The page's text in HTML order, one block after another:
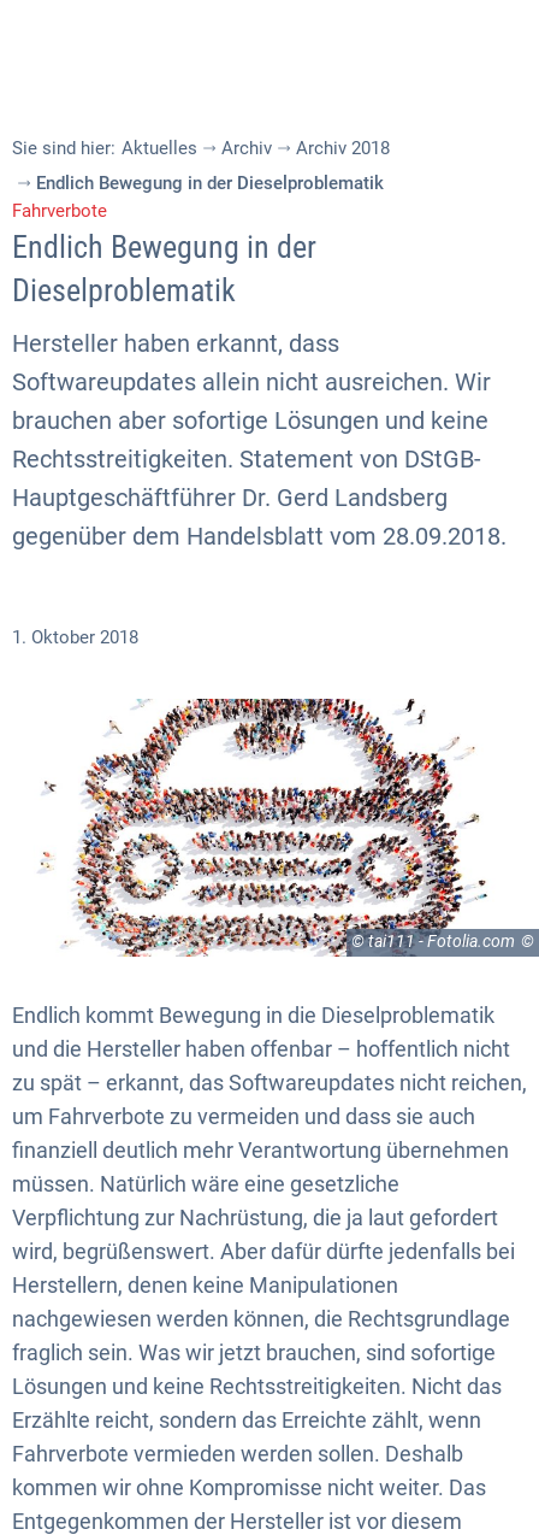
Sie sind hier: Aktuelles Archiv
Archiv 2018
Endlich Bewegung in der Dieselproblematik
Fahrverbote
Endlich Bewegung in der
Dieselproblematik
Hersteller haben erkannt, dass
Softwareupdates allein nicht ausreichen. Wir
brauchen aber sofortige Lösungen und keine
Rechtsstreitigkeiten. Statement von DStGB-
Hauptgeschäftführer Dr. Gerd Landsberg
gegenüber dem Handelsblatt vom 28.09.2018.
1. Oktober 2018
© tai111 - Fotolia.com
Endlich kommt Bewegung in die Dieselproblematik
und die Hersteller haben offenbar – hoffentlich nicht
zu spät – erkannt, das Softwareupdates nicht reichen,
um Fahrverbote zu vermeiden und dass sie auch
finanziell deutlich mehr Verantwortung übernehmen
müssen. Natürlich wäre eine gesetzliche
Verpflichtung zur Nachrüstung, die ja laut gefordert
wird, begrüßenswert. Aber dafür dürfte jedenfalls bei
Herstellern, denen keine Manipulationen
nachgewiesen werden können, die Rechtsgrundlage
fraglich sein. Was wir jetzt brauchen, sind sofortige
Lösungen und keine Rechtsstreitigkeiten. Nicht das
Erzählte reicht, sondern das Erreichte zählt, wenn
Fahrverbote vermieden werden sollen. Deshalb
kommen wir ohne Kompromisse nicht weiter. Das
Entgegenkommen der Hersteller ist vor diesem